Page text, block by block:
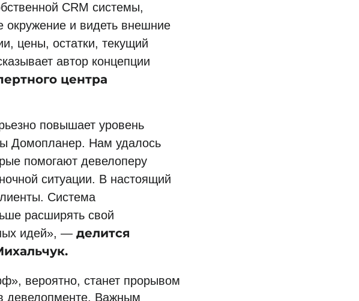
CRM системы,
окружение и видеть внешние
цены, остатки, текущий
автор концепции
центра
повышает уровень
Домопланер. Нам удалось
помогают девелоперу
ситуации. В настоящий
Система
расширять свой
идей», — делится
вероятно, станет прорывом
девелопменте. Важным